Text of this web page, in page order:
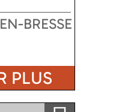
BRESSE
PLUS
Ajouter a ma sélection